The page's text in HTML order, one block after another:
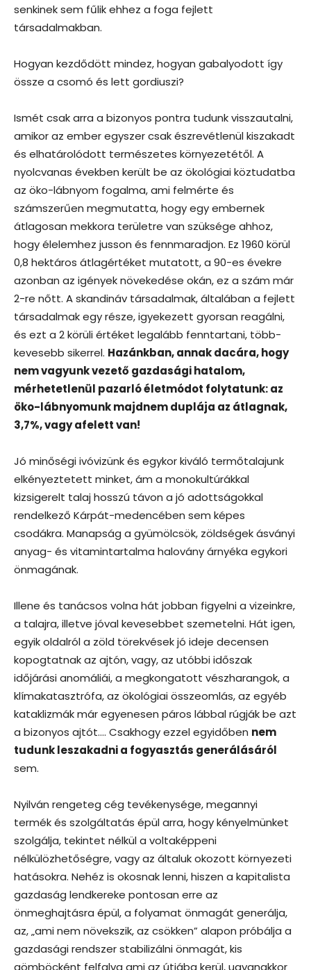
senkinek sem fűlik ehhez a foga fejlett
társadalmakban.
Hogyan kezdődött mindez, hogyan gabalyodott így
össze a csomó és lett gordiuszi?
Ismét csak arra a bizonyos pontra tudunk visszautalni,
amikor az ember egyszer csak észrevétlenül kiszakadt
és elhatárolódott természetes környezetétől. A
nyolcvanas években került be az ökológiai köztudatba
az öko-lábnyom fogalma, ami felmérte és
számszerűen megmutatta, hogy egy embernek
átlagosan mekkora területre van szüksége ahhoz,
hogy élelemhez jusson és fennmaradjon. Ez 1960 körül
0,8 hektáros átlagértéket mutatott, a 90-es évekre
azonban az igények növekedése okán, ez a szám már
2-re nőtt. A skandináv társadalmak, általában a fejlett
társadalmak egy része, igyekezett gyorsan reagálni,
és ezt a 2 körüli értéket legalább fenntartani, több-
kevesebb sikerrel. Hazánkban, annak dacára, hogy
nem vagyunk vezető gazdasági hatalom,
mérhetetlenül pazarló életmódot folytatunk: az
öko-lábnyomunk majdnem duplája az átlagnak,
3,7%, vagy afelett van!
Jó minőségi ivóvizünk és egykor kiváló termőtalajunk
elkényeztetett minket, ám a monokultúrákkal
kizsigerelt talaj hosszú távon a jó adottságokkal
rendelkező Kárpát-medencében sem képes
csodákra. Manapság a gyümölcsök, zöldségek ásványi
anyag- és vitamintartalma halovány árnyéka egykori
önmagának.
Illene és tanácsos volna hát jobban figyelni a vizeinkre,
a talajra, illetve jóval kevesebbet szemetelni. Hát igen,
egyik oldalról a zöld törekvések jó ideje decensen
kopogtatnak az ajtón, vagy, az utóbbi időszak
időjárási anomáliái, a megkongatott vészharangok, a
klímakatasztrófa, az ökológiai összeomlás, az egyéb
kataklizmák már egyenesen páros lábbal rúgják be azt
a bizonyos ajtót…. Csakhogy ezzel egyidőben nem
tudunk leszakadni a fogyasztás generálásáról
sem.
Nyilván rengeteg cég tevékenysége, megannyi
termék és szolgáltatás épül arra, hogy kényelmünket
szolgálja, tekintet nélkül a voltaképpeni
nélkülözhetőségre, vagy az általuk okozott környezeti
hatásokra. Nehéz is okosnak lenni, hiszen a kapitalista
gazdaság lendkereke pontosan erre az
önmeghajtásra épül, a folyamat önmagát generálja,
az, „ami nem növekszik, az csökken” alapon próbálja a
gazdasági rendszer stabilizálni önmagát, kis
gömböcként felfalva ami az útjába kerül, ugyanakkor